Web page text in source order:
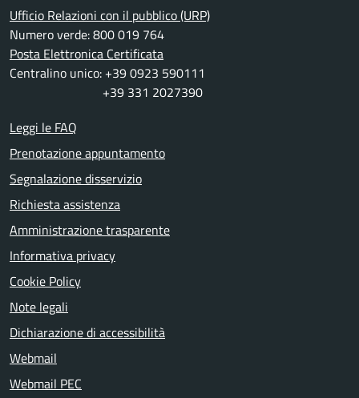
Ufficio Relazioni con il pubblico (URP)
Numero verde: 800 019 764
Posta Elettronica Certificata
Centralino unico: +39 0923 590111
+39 331 2027390
Leggi le FAQ
Prenotazione appuntamento
Segnalazione disservizio
Richiesta assistenza
Amministrazione trasparente
Informativa privacy
Cookie Policy
Note legali
Dichiarazione di accessibilità
Webmail
Webmail PEC